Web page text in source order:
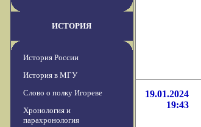
ИСТОРИЯ
История России
История в МГУ
Слово о полку Игореве
Хронология и
парахронология
19.01.2024
19:43